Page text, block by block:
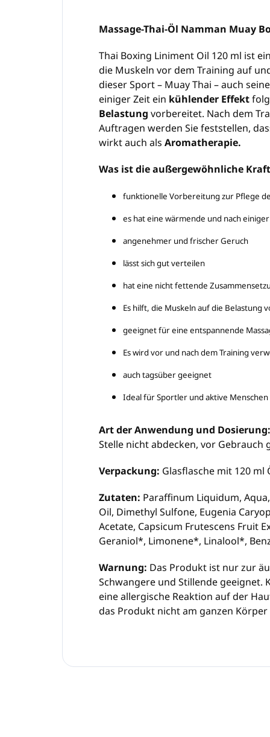
Massage-Thai-Öl Namman Muay
Thai Boxing Liniment Oil 120 ml ist
die Muskeln vor dem Training auf
dieser Sport – Muay Thai – auch
einiger Zeit ein kühlender Effekt
Belastung vorbereitet. Nach dem
Auftragen werden Sie feststellen,
wirkt auch als Aromatherapie.
Was ist die außergewöhnliche
funktionelle Vorbereitung zur Pflege
es hat eine wärmende und nach
angenehmer und frischer Geruch
lässt sich gut verteilen
hat eine nicht fettende
Es hilft, die Muskeln auf die Belastung
geeignet für eine entspannende
Es wird vor und nach dem Training
auch tagsüber geeignet
Ideal für Sportler und aktive Menschen
Art der Anwendung und Dosierung:
Stelle nicht abdecken, vor Gebrauch
Verpackung: Glasflasche mit 120 ml
Zutaten: Paraffinum Liquidum,
Oil, Dimethyl Sulfone, Eugenia
Acetate, Capsicum Frutescens Fruit
Geraniol*, Limonene*, Linalool*,
Warnung: Das Produkt ist nur zur
Schwangere und Stillende geeignet.
eine allergische Reaktion auf der
das Produkt nicht am ganzen Körper